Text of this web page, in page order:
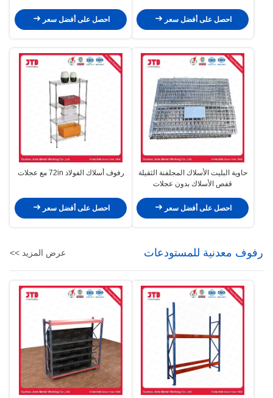
احصل على أفضل سعر
احصل على أفضل سعر
حاوية البليت الأسلاك المجلفنة الثقيلة
قفص الأسلاك بدون عجلات
احصل على أفضل سعر
رفوف أسلاك الفولاذ 72in مع عجلات
احصل على أفضل سعر
رفوف معدنية للمستودعات عرض المزيد >>